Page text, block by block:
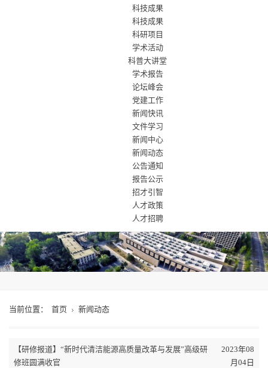
科技成果
科技成果
科研项目
学术活动
科普大讲堂
学术报告
论坛峰会
党建工作
新闻快讯
文件学习
新闻中心
新闻动态
公告通知
报告公示
招才引智
人才政策
人才招聘
当前位置： 首页 新闻动态
【研修报道】“新时代清洁能源高质量改革与发展”高级研
修班圆满收官
2023年08
月04日